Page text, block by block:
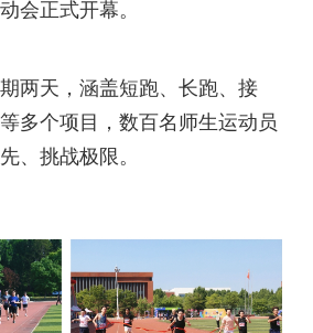
会正式开幕。
两天，涵盖短跑、长跑、接
多个项目，数百名师生运动员
、挑战极限。